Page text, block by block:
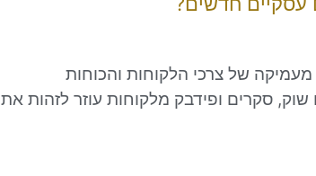
של צרכי הלקוחות והכוחות
סקרים ופידבק מלקוחות עוזר לזהות את